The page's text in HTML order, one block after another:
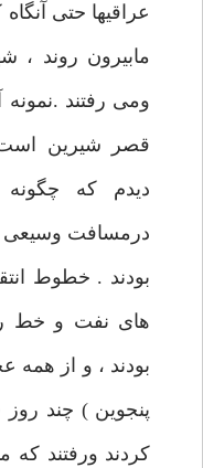
عراقیها حتی
مابیرون روند ،
ومی رفتند
قصر شیرین
دیدم که چگونه
درمسافت وسیعی
بودند . خطوط
های نفت و خط
بودند ، و از همه
پنجوین ) چند
کردند ورفتند که